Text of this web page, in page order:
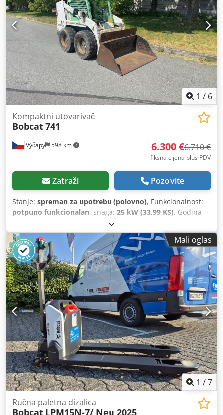
1 / 6
Výčapy 598 km
Kompaktni utovarivač
Bobcat741
6.300 €6.710 €
fiksna cijena plus PDV
Zatraži Pozovite
Stanje: spreman za upotrebu (polovno), Funkcionalnost:
potpuno funkcionalan, snaga: 25 kW (33,99 KS), Godina
5.700 h
Mali oglas
1 /7
Ručna paletna dizalica
Bobcat LPM15N-7/ Neu 2025